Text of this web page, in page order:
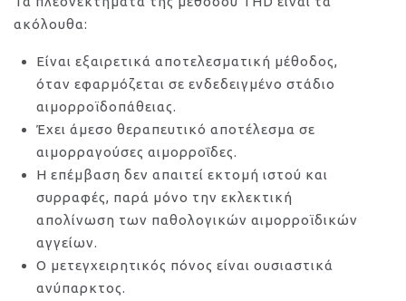
ακόλουθα:
Είναι εξαιρετικά αποτελεσματική μέθοδος,
όταν εφαρμόζεται σε ενδεδειγμένο στάδιο
αιμορροϊδοπάθειας.
Έχει άμεσο θεραπευτικό αποτέλεσμα σε
αιμορραγούσες αιμορροΐδες.
Η επέμβαση δεν απαιτεί εκτομή ιστού και
συρραφές, παρά μόνο την εκλεκτική
απολίνωση των παθολογικών αιμορροϊδικών
αγγείων.
Ο μετεγχειρητικός πόνος είναι ουσιαστικά
ανύπαρκτος.